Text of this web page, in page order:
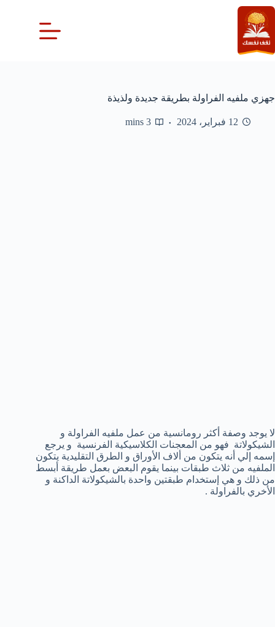
التجاوز
إلى
المحتوى
جهزي ملفيه الفراولة بطريقة جديدة ولذيذة
12 فبراير، 2024 3 mins
لا يوجد وصفة أكثر رومانسية من عمل ملفيه الفراولة و
الشيكولاتة فهو من المعجنات الكلاسيكية الفرنسية و يرجع
إسمه إلي أنه يتكون من ألاف الأوراق و الطرق التقليدية يتكون
الملفيه من ثلاث طبقات بينما يقوم البعض بعمل طريقة أبسط
من ذلك و هي إستخدام طبقتين واحدة بالشيكولاتة الداكنة و
الأخري بالفراولة .